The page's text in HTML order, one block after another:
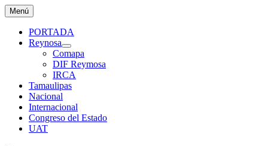
Saltar
al
contenido
Menú
PORTADA
Reynosa
Comapa
DIF Reymosa
IRCA
Tamaulipas
Nacional
Internacional
Congreso del Estado
UAT